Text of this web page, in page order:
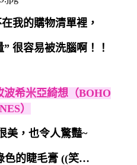
我的購物清單裡，
很容易被洗腦啊！！
波希米亞綺想（BOHO
）
美，也令人驚豔~
色的睫毛膏((笑…